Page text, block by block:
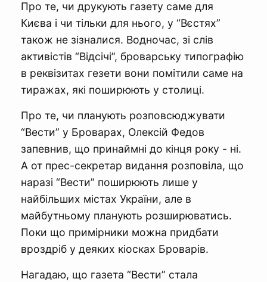
Про те, чи друкують газету саме для
Києва і чи тільки для нього, у “Вєстях”
також не зізналися. Водночас, зі слів
активістів “Відсічі”, броварську типографію
в реквізитах гезети вони помітили саме на
тиражах, які поширюють у столиці.
Про те, чи планують розповсюджувати
“Вести” у Броварах, Олексій Федов
запевнив, що принаймні до кінця року - ні.
А от прес-секретар видання розповіла, що
наразі “Вести” поширюють лише у
найбільших містах України, але в
майбутньому планують розширюватись.
Поки що примірники можна придбати
вроздріб у деяких кіосках Броварів.
Нагадаю, що газета “Вести” стала